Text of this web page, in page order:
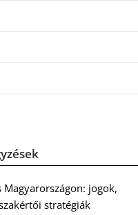
Magyarországon: jogok,
stratégiák